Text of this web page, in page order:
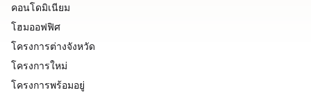
คอนโดมิเนียม
โฮมออฟฟิศ
โครงการต่างจังหวัด
โครงการใหม่
โครงการพร้อมอยู่